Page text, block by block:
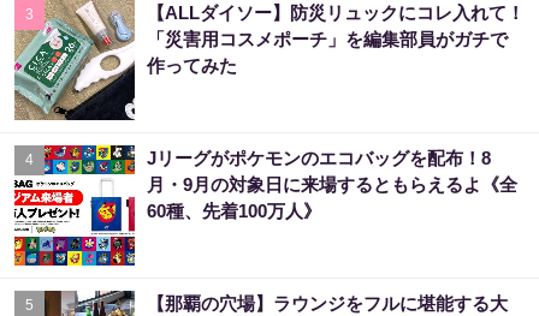
3
【ALLダイソー】防災リュックにコレ入れて！
「災害用コスメポーチ」を編集部員がガチで
作ってみた
4
Jリーグがポケモンのエコバッグを配布！8
月・9月の対象日に来場するともらえるよ《全
60種、先着100万人》
5
【那覇の穴場】ラウンジをフルに堪能する大